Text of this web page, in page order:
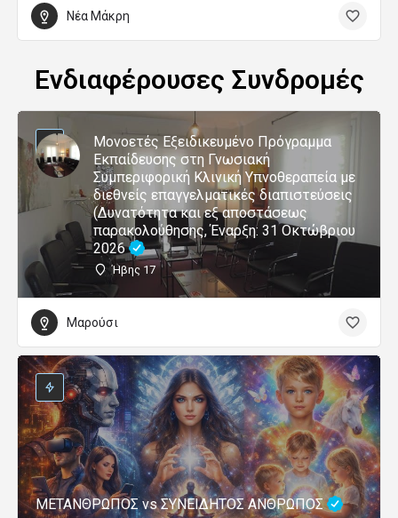
Νέα Μάκρη
Ενδιαφέρουσες Συνδρομές
Μονοετές Εξειδικευμένο Πρόγραμμα
Εκπαίδευσης στη Γνωσιακή
Συμπεριφορική Κλινική Υπνοθεραπεία με
διεθνείς επαγγελματικές διαπιστεύσεις
(Δυνατότητα και εξ αποστάσεως
παρακολούθησης, Έναρξη: 31 Οκτώβριου
2026
Ήβης 17
Μαρούσι
ΜΕΤΑΝΘΡΩΠΟΣ vs ΣΥΝΕΙΔΗΤΟΣ ΑΝΘΡΩΠΟΣ